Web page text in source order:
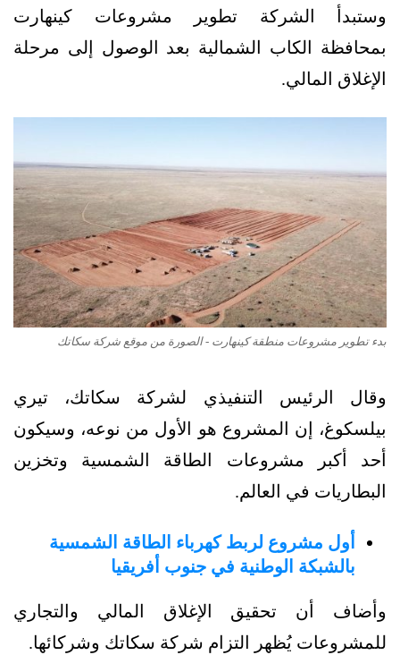
وستبدأ الشركة تطوير مشروعات كينهارت
بمحافظة الكاب الشمالية بعد الوصول إلى مرحلة
الإغلاق المالي.
بدء تطوير مشروعات منطقة كينهارت - الصورة من موقع شركة سكاتك
وقال الرئيس التنفيذي لشركة سكاتك، تيري
بيلسكوغ، إن المشروع هو الأول من نوعه، وسيكون
أحد أكبر مشروعات الطاقة الشمسية وتخزين
البطاريات في العالم.
أول مشروع لربط كهرباء الطاقة الشمسية
بالشبكة الوطنية في جنوب أفريقيا
وأضاف أن تحقيق الإغلاق المالي والتجاري
للمشروعات يُظهر التزام شركة سكاتك وشركائها.